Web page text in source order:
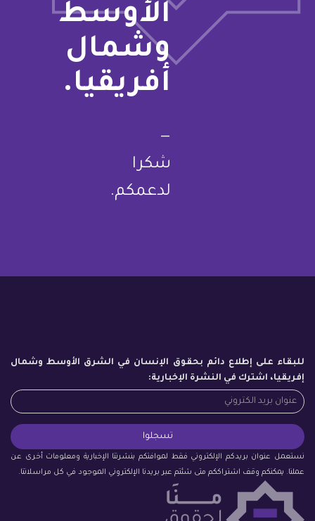
الأوسط
وشمال
أفريقيا.
—
شكرا
لدعمكم.
للبقاء على إطلاع دائم بحقوق الإنسان في الشرق الأوسط وشمال
إفريقيا، اشترك في النشرة الإخبارية:
نستعمل عنوان بريدكم الإلكتروني فقط لموافتكم بنشرتنا الإخبارية ومعلومات أخرى عن
عملنا. يمكنكم وقف اشتراككم متى شئتم عبر بريدنا الإلكتروني الموجود في كل مراسلاتنا.